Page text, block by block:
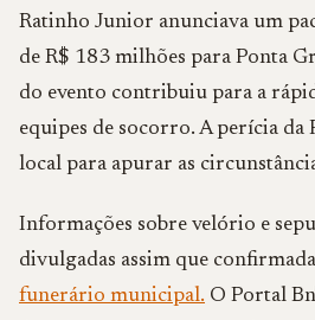
Ratinho Junior anunciava um
de R$ 183 milhões para Ponta
do evento contribuiu para a
equipes de socorro. A perícia da
local para apurar as
Informações sobre velório e
divulgadas assim que
funerário municipal. O Portal